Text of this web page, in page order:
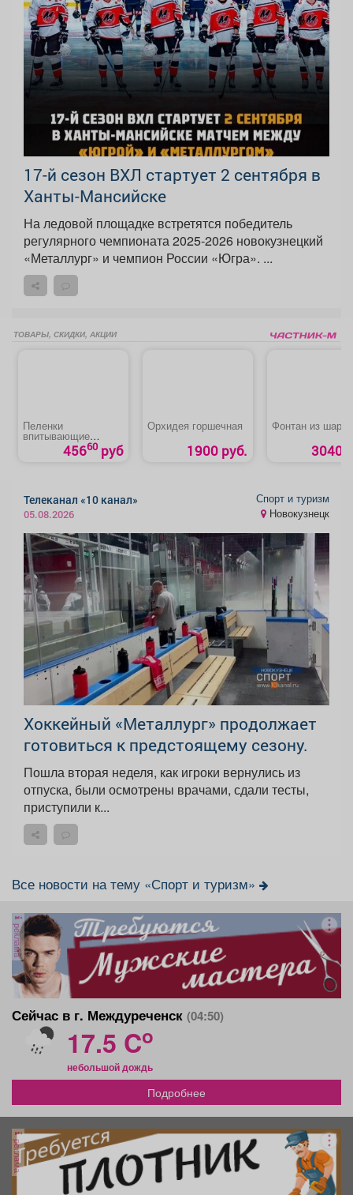
17-й сезон ВХЛ стартует 2 сентября в
Ханты-Мансийске
На ледовой площадке встретятся победитель
регулярного чемпионата 2025-2026 новокузнецкий
«Металлург» и чемпион России «Югра». ...
ТОВАРЫ, СКИДКИ, АКЦИИ
Пеленки
впитывающие
«Медлил» эконом
45660 руб
Орхидея горшечная
1900 руб.
Фонтан из шаров
3040
Телеканал «10 канал»
05.08.2026
Спорт и туризм
Новокузнецк
Хоккейный «Металлург» продолжает
готовиться к предстоящему сезону.
Пошла вторая неделя, как игроки вернулись из
отпуска, были осмотрены врачами, сдали тесты,
приступили к...
Все новости на тему «Спорт и туризм»
реклама
Сейчас в г. Междуреченск (04:50)
17.5 Co
небольшой дождь
Подробнее
реклама